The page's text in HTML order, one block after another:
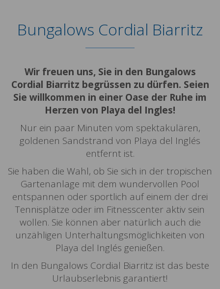
Bungalows Cordial Biarritz
Wir freuen uns, Sie in den Bungalows
Cordial Biarritz begrüssen zu dürfen. Seien
Sie willkommen in einer Oase der Ruhe im
Herzen von Playa del Ingles!
Nur ein paar Minuten vom spektakulären,
goldenen Sandstrand von Playa del Inglés
entfernt ist.
Sie haben die Wahl, ob Sie sich in der tropischen
Gartenanlage mit dem wundervollen Pool
entspannen oder sportlich auf einem der drei
Tennisplätze oder im Fitnesscenter aktiv sein
wollen. Sie können aber natürlich auch die
unzähligen Unterhaltungsmöglichkeiten von
Playa del Inglés genießen.
In den Bungalows Cordial Biarritz ist das beste
Urlaubserlebnis garantiert!